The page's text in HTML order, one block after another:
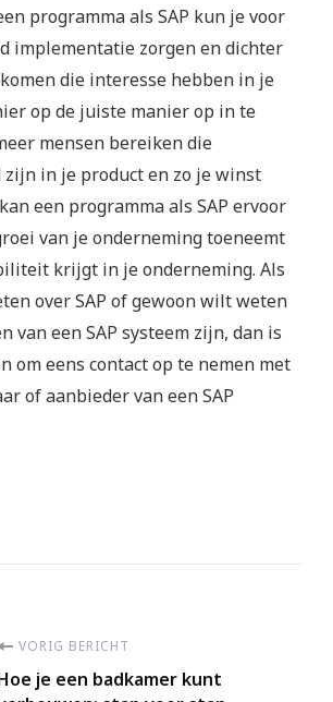
programma als SAP kun je voor
implementatie zorgen en dichter
die interesse hebben in je
op de juiste manier op in te
mensen bereiken die
in je product en zo je winst
een programma als SAP ervoor
van je onderneming toeneemt
krijgt in je onderneming. Als
over SAP of gewoon wilt weten
van een SAP systeem zijn, dan is
om eens contact op te nemen met
of aanbieder van een SAP
VORIG BERICHT
je een badkamer kunt